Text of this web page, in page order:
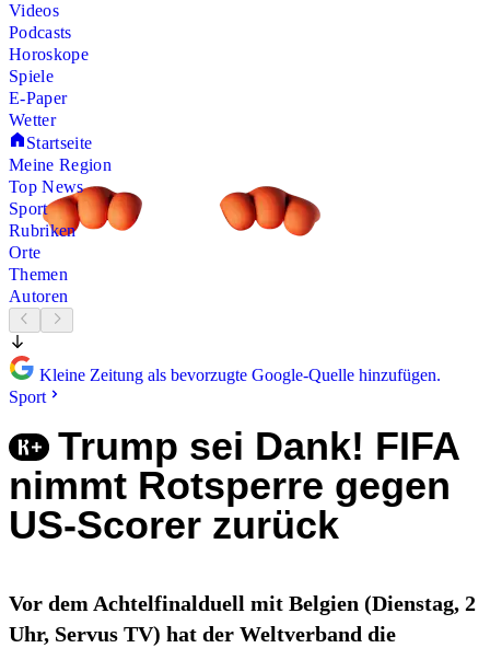
Videos
Podcasts
Horoskope
Spiele
E-Paper
Wetter
Startseite
Meine Region
Top News
Sport
Rubriken
Orte
Themen
Autoren
Kleine Zeitung als bevorzugte Google-Quelle hinzufügen.
Sport
Trump sei Dank! FIFA
nimmt Rotsperre gegen
US-Scorer zurück
Vor dem Achtelfinalduell mit Belgien (Dienstag, 2
Uhr, Servus TV) hat der Weltverband die